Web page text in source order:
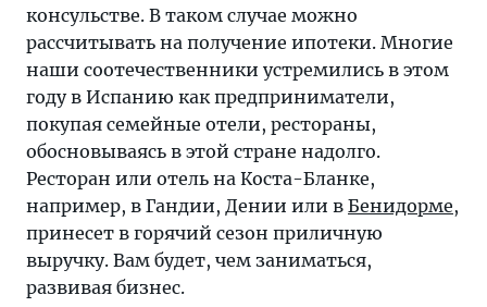
консульстве. В таком случае можно
рассчитывать на получение ипотеки. Многие
наши соотечественники устремились в этом
году в Испанию как предприниматели,
покупая семейные отели, рестораны,
обосновываясь в этой стране надолго.
Ресторан или отель на Коста-Бланке,
например, в Гандии, Дении или в Бенидорме,
принесет в горячий сезон приличную
выручку. Вам будет, чем заниматься,
развивая бизнес.